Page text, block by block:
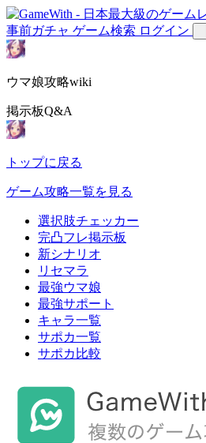
事前ガチャ ゲーム検索 ログイン
ウマ娘攻略wiki
掲示板Q&A
トップに戻る
ゲーム攻略一覧を見る
選択肢チェッカー
完凸フレ掲示板
新シナリオ
リセマラ
最強ウマ娘
最強サポート
キャラ一覧
サポカ一覧
サポカ比較